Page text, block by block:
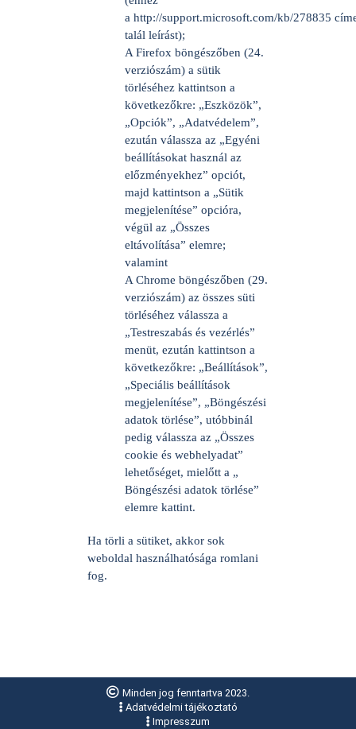
a http://support.microsoft.com/kb/278835
talál leírást);
A Firefox böngészőben (24.
verziószám) a sütik
törléséhez kattintson a
következőkre: „Eszközök”,
„Opciók”, „Adatvédelem”,
ezután válassza az „Egyéni
beállításokat használ az
előzményekhez” opciót,
majd kattintson a „Sütik
megjelenítése” opcióra,
végül az „Összes
eltávolítása” elemre;
valamint
A Chrome böngészőben (29.
verziószám) az összes süti
törléséhez válassza a
„Testreszabás és vezérlés”
menüt, ezután kattintson a
következőkre: „Beállítások”,
„Speciális beállítások
megjelenítése”, „Böngészési
adatok törlése”, utóbbinál
pedig válassza az „Összes
cookie és webhelyadat”
lehetőséget, mielőtt a „
Böngészési adatok törlése”
elemre kattint.
Ha törli a sütiket, akkor sok
weboldal használhatósága romlani
fog.
Minden jog fenntartva 2023.
Adatvédelmi tájékoztató
Impresszum